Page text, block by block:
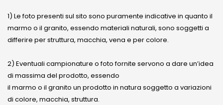
1) Le foto presenti sul sito sono puramente indicative in quanto il
marmo o il granito, essendo materiali naturali, sono soggetti a
differire per struttura, macchia, vena e per colore.
2) Eventuali campionature o foto fornite servono a dare un’idea
di massima del prodotto, essendo
il marmo o il granito un prodotto in natura soggetto a variazioni
di colore, macchia, struttura.